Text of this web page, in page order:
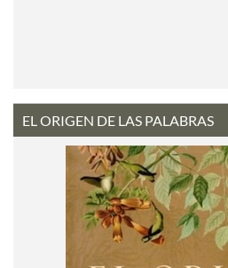
EL ORIGEN DE LAS PALABRAS